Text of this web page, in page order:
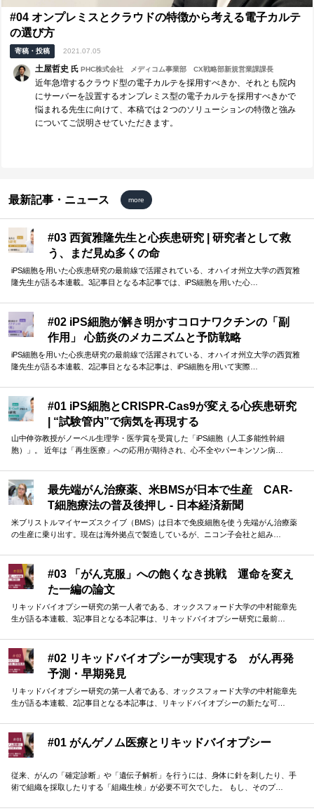
#04 オンプレミスとクラウドの特徴から考える電子カルテ
の選び方
寄稿・投稿 2021.07.05
土屋哲史 氏 PHC株式会社 メディコム事業部 CX戦略部新規営業課課長
近年急増するクラウド型の電子カルテを採用すべきか、それとも院内
にサーバーを設置するオンプレミス型の電子カルテを採用すべきかで
悩まれる先生に向けて、本稿では２つのソリューションの特徴と強み
についてご説明させていただきます。
最新記事・ニュース more
#03 西賀雅隆先生と心疾患研究 | 研究者として救
う、まだ見ぬ多くの命
iPS細胞を用いた心疾患研究の最前線で活躍されている、オハイオ州立大学の西賀雅
隆先生が語る本連載。3記事目となる本記事では、iPS細胞を用いた心…
#02 iPS細胞が解き明かすコロナワクチンの「副
作用」 心筋炎のメカニズムと予防戦略
iPS細胞を用いた心疾患研究の最前線で活躍されている、オハイオ州立大学の西賀雅
隆先生が語る本連載、2記事目となる本記事は、iPS細胞を用いて実際…
#01 iPS細胞とCRISPR-Cas9が変える心疾患研究
| “試験管内”で病気を再現する
山中伸弥教授がノーベル生理学・医学賞を受賞した「iPS細胞（人工多能性幹細
胞）」。 近年は「再生医療」への応用が期待され、心不全やパーキンソン病…
最先端がん治療薬、米BMSが日本で生産 CAR-
T細胞療法の普及後押し - 日本経済新聞
米ブリストルマイヤーズスクイブ（BMS）は日本で免疫細胞を使う先端がん治療薬
の生産に乗り出す。現在は海外拠点で製造しているが、ニコン子会社と組み…
#03 「がん克服」への飽くなき挑戦 運命を変え
た一編の論文
リキッドバイオプシー研究の第一人者である、オックスフォード大学の中村能章先
生が語る本連載、3記事目となる本記事は、リキッドバイオプシー研究に最前…
#02 リキッドバイオプシーが実現する がん再発
予測・早期発見
リキッドバイオプシー研究の第一人者である、オックスフォード大学の中村能章先
生が語る本連載、2記事目となる本記事は、リキッドバイオプシーの新たな可…
#01 がんゲノム医療とリキッドバイオプシー
従来、がんの「確定診断」や「遺伝子解析」を行うには、身体に針を刺したり、手
術で組織を採取したりする「組織生検」が必要不可欠でした。 もし、そのプ…